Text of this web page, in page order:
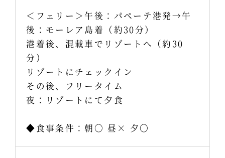
＜フェリー＞午後：パペーテ港発→午
後：モーレア島着（約30分）
港着後、混載車でリゾートへ（約30
分）
リゾートにチェックイン
その後、フリータイム
夜：リゾートにて夕食
◆食事条件：朝〇 昼× 夕〇